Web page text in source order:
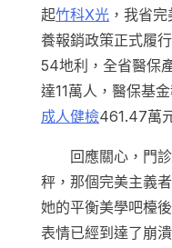
起竹科X光 ，我省
養報銷政策正式履
54地利，全省醫保
達11萬人，醫保基
成人健檢461.47萬
回應關心，門
秤，那個完美主義
她的平衡美學吧檯
表情已經到達了崩